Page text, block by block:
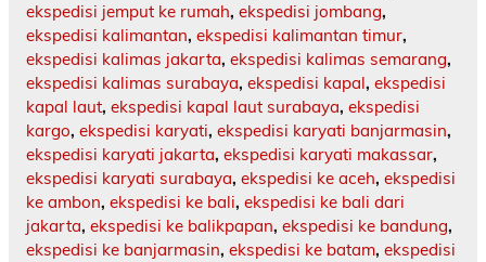
ekspedisi jemput ke rumah, ekspedisi jombang,
ekspedisi kalimantan, ekspedisi kalimantan timur,
ekspedisi kalimas jakarta, ekspedisi kalimas semarang,
ekspedisi kalimas surabaya, ekspedisi kapal, ekspedisi
kapal laut, ekspedisi kapal laut surabaya, ekspedisi
kargo, ekspedisi karyati, ekspedisi karyati banjarmasin,
ekspedisi karyati jakarta, ekspedisi karyati makassar,
ekspedisi karyati surabaya, ekspedisi ke aceh, ekspedisi
ke ambon, ekspedisi ke bali, ekspedisi ke bali dari
jakarta, ekspedisi ke balikpapan, ekspedisi ke bandung,
ekspedisi ke banjarmasin, ekspedisi ke batam, ekspedisi